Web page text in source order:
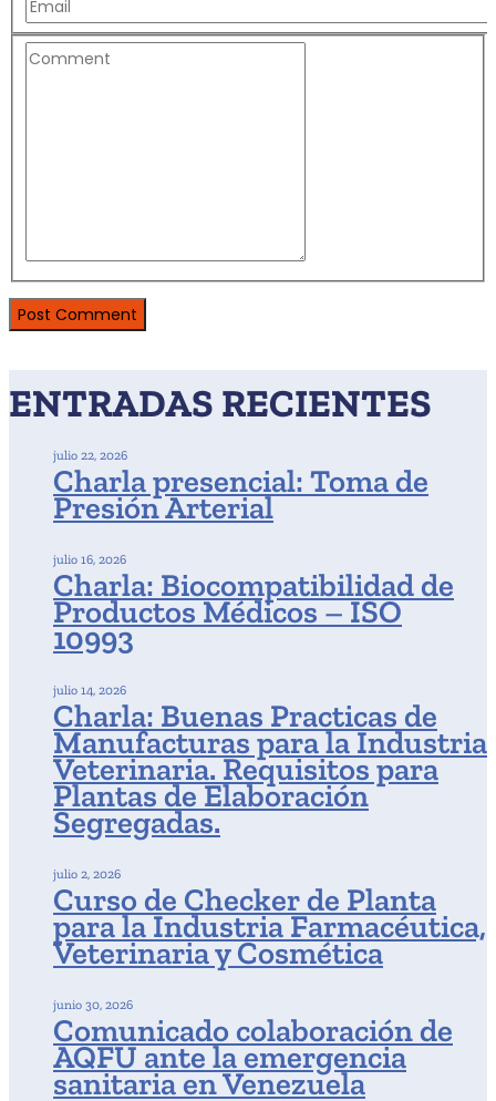
ENTRADAS RECIENTES
Charla presencial: Toma de
Presión Arterial
julio 22, 2026
Charla: Biocompatibilidad de
Productos Médicos – ISO
10993
julio 16, 2026
Charla: Buenas Practicas de
Manufacturas para la Industria
Veterinaria. Requisitos para
Plantas de Elaboración
Segregadas.
julio 14, 2026
Curso de Checker de Planta
para la Industria Farmacéutica,
Veterinaria y Cosmética
julio 2, 2026
Comunicado colaboración de
AQFU ante la emergencia
sanitaria en Venezuela
junio 30, 2026